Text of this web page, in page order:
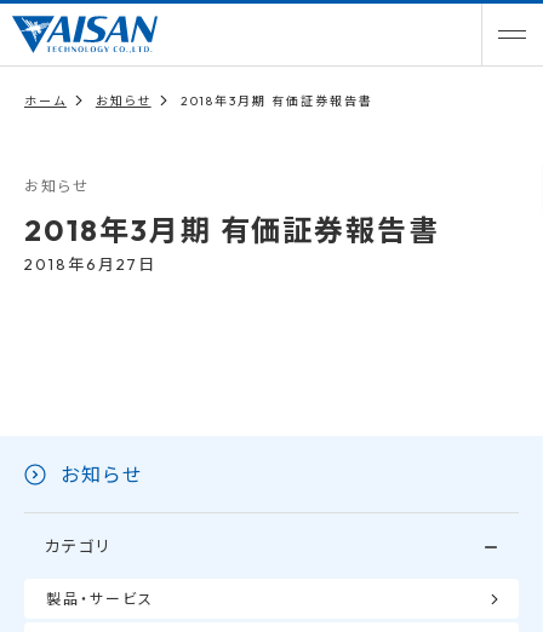
ホーム お知らせ 2018年3月期 有価証券報告書
お知らせ
2018年3月期 有価証券報告書
2018年6月27日
お知らせ
カテゴリ
製品・サービス